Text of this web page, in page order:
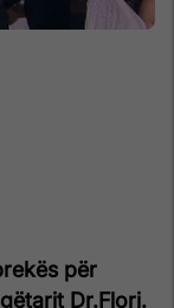
për
Dr.Flori.